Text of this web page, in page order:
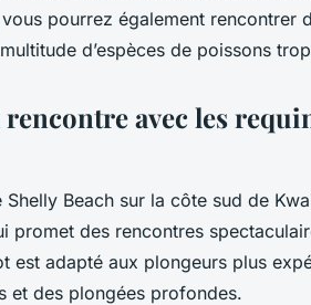
pourrez également rencontrer
d’espèces de poissons
rencontre avec les
Beach sur la côte sud de
promet des rencontres
est adapté aux plongeurs plus
et des plongées profondes.